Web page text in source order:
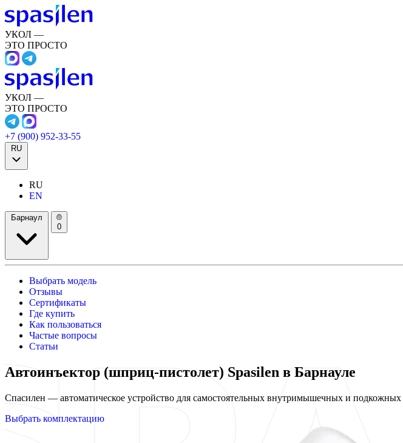
УКОЛ —
ЭТО ПРОСТО
УКОЛ —
ЭТО ПРОСТО
+7 (900) 952-33-55
RU
RU
EN
Барнаул
0
Выбрать модель
Отзывы
Сертификаты
Где купить
Как пользоваться
Частые вопросы
Статьи
Автоинъектор (шприц-пистолет) Spasilen в Барнауле
Спасилен — автоматическое устройство для самостоятельных внутримышечных и
Выбрать комплектацию